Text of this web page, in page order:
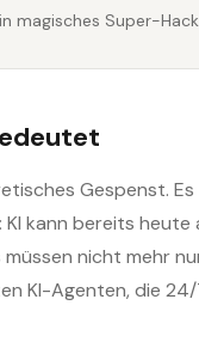
magisches Super-
Gespenst.
kann bereits
nicht mehr
KI-Agenten, die 24/